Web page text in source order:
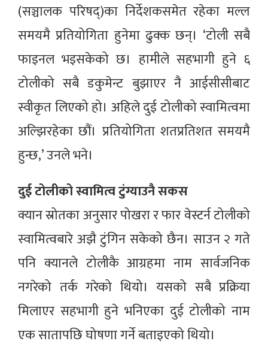
(सञ्चालक परिषद्)का निर्देशकसमेत रहेका मल्ल
समयमै प्रतियोगिता हुनेमा ढुक्क छन्। ‘टोली सबै
फाइनल भइसकेको छ। हामीले सहभागी हुने ६
टोलीको सबै डकुमेन्ट बुझाएर नै आईसीसीबाट
स्वीकृत लिएको हो। अहिले दुई टोलीको स्वामित्वमा
अल्झिरहेका छौं। प्रतियोगिता शतप्रतिशत समयमै
हुन्छ,’ उनले भने।
दुई टोलीको स्वामित्व टुंग्याउनै सकस
क्यान स्रोतका अनुसार पोखरा र फार वेस्टर्न टोलीको
स्वामित्वबारे अझै टुंगिन सकेको छैन। साउन २ गते
पनि क्यानले टोलीकै आग्रहमा नाम सार्वजनिक
नगरेको तर्क गरेको थियो। यसको सबै प्रक्रिया
मिलाएर सहभागी हुने भनिएका दुई टोलीको नाम
एक सातापछि घोषणा गर्ने बताइएको थियो।